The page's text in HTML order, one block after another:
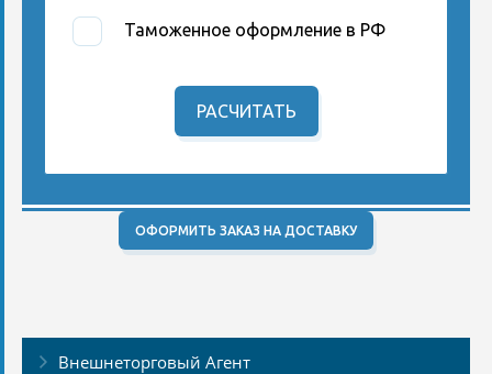
Таможенное оформление в РФ
РАСЧИТАТЬ
ОФОРМИТЬ ЗАКАЗ НА ДОСТАВКУ
Внешнеторговый Агент